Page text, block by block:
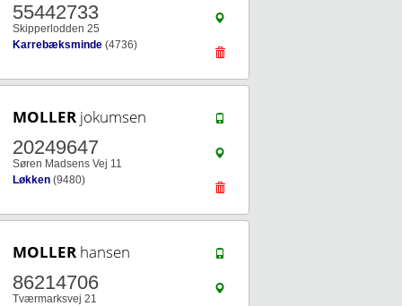
55442733
Skipperlodden 25
Karrebæksminde (4736)
MOLLER jokumsen
20249647
Søren Madsens Vej 11
Løkken (9480)
MOLLER hansen
86214706
Tværmarksvej 21